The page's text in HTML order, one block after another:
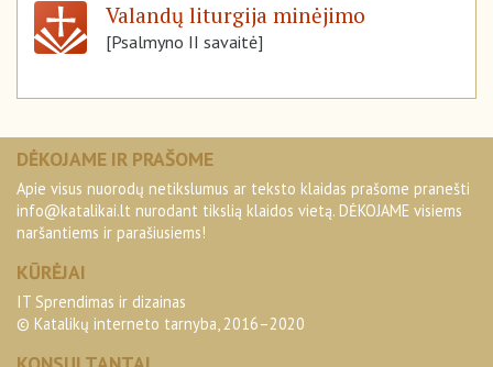
Valandų liturgija minėjimo
[Psalmyno II savaitė]
DĖKOJAME IR PRAŠOME
Apie visus nuorodų netikslumus ar teksto klaidas prašome pranešti
info@katalikai.lt nurodant tikslią klaidos vietą. DĖKOJAME visiems
naršantiems ir parašiusiems!
KŪRĖJAI
IT Sprendimas ir dizainas
© Katalikų interneto tarnyba, 2016–2020